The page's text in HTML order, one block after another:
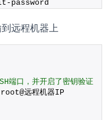
password
远程机器上
端口，并开启了密钥验证
远程机器IP